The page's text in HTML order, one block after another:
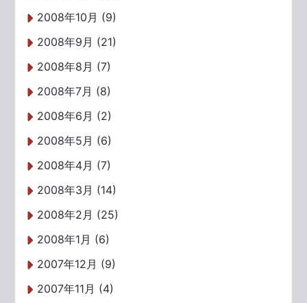
2008年10月 (9)
2008年9月 (21)
2008年8月 (7)
2008年7月 (8)
2008年6月 (2)
2008年5月 (6)
2008年4月 (7)
2008年3月 (14)
2008年2月 (25)
2008年1月 (6)
2007年12月 (9)
2007年11月 (4)